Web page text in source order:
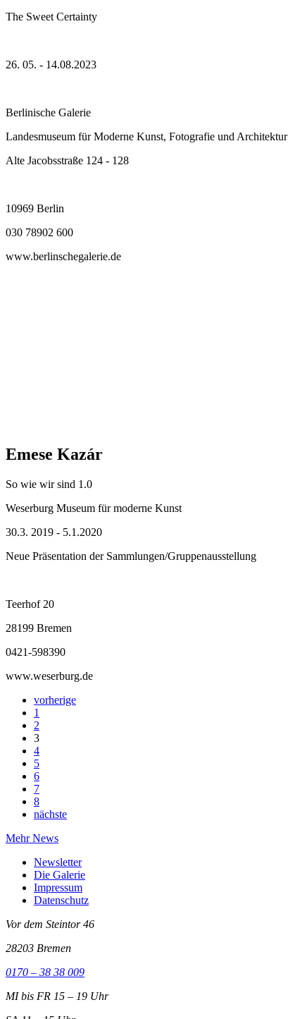
The Sweet Certainty
26. 05. - 14.08.2023
Berlinische Galerie
Landesmuseum für Moderne Kunst, Fotografie und Architektur
Alte Jacobsstraße 124 - 128
10969 Berlin
030 78902 600
www.berlinschegalerie.de
Emese Kazár
So wie wir sind 1.0
Weserburg Museum für moderne Kunst
30.3. 2019 - 5.1.2020
Neue Präsentation der Sammlungen/Gruppenausstellung
Teerhof 20
28199 Bremen
0421-598390
www.weserburg.de
vorherige
1
2
3
4
5
6
7
8
nächste
Mehr News
Newsletter
Die Galerie
Impressum
Datenschutz
Vor dem Steintor 46
28203 Bremen
0170 – 38 38 009
MI bis FR 15 – 19 Uhr